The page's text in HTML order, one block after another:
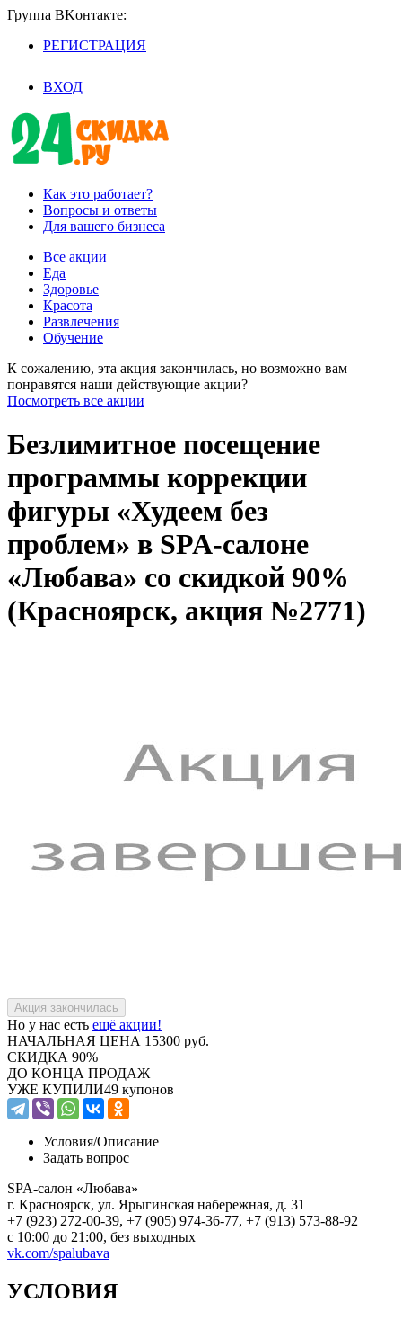
Группа BKoнтaктe:
РЕГИСТРАЦИЯ
ВХОД
Как это работает?
Вопросы и ответы
Для вашего бизнеса
Все акции
Еда
Здоровье
Красота
Развлечения
Обучение
К сожалению, эта акция закончилась, но возможно вам
понравятся наши действующие акции?
Посмотреть все акции
Безлимитное посещение
программы коррекции
фигуры «Худеем без
проблем» в SPA-салоне
«Любава» со скидкой 90%
(Красноярск, акция №2771)
Но у нас есть ещё акции!
НАЧАЛЬНАЯ ЦЕНА 15300 руб.
СКИДКА 90%
ДО КОНЦА ПРОДАЖ
УЖЕ КУПИЛИ49 купонов
Условия/Описание
Задать вопрос
SPA-салон «Любава»
г. Красноярск, ул. Ярыгинская набережная, д. 31
+7 (923) 272-00-39, +7 (905) 974-36-77, +7 (913) 573-88-92
с 10:00 до 21:00, без выходных
vk.com/spalubava
УСЛОВИЯ